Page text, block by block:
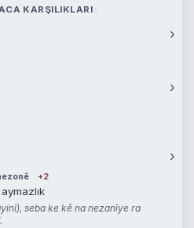
KARŞILIKLARI
›
›
›
+2
seba ke kê na nezanîye ra